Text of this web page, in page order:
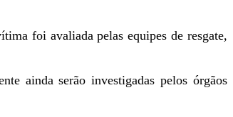
foi avaliada pelas equipes de resgate,
ainda serão investigadas pelos órgãos